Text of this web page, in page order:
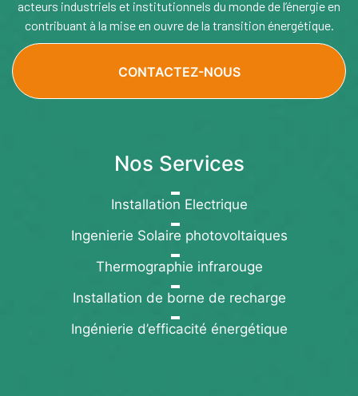
acteurs industriels et institutionnels du monde de l’énergie en
contribuant à la mise en ouvre de la transition énergétique.
CONTACTEZ-NOUS
Nos Services
Installation Electrique
Ingenierie Solaire photovoltaiques
Thermographie infrarouge
Installation de borne de recharge
Ingénierie d’efficacité énergétique